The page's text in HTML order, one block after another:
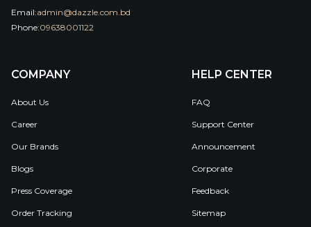
Email:admin@dazzle.com.bd
Phone:09638001122
COMPANY
About Us
Career
Our Brands
Blogs
Press Coverage
Order Tracking
HELP CENTER
FAQ
Support Center
Announcement
Corporate
Feedback
Sitemap